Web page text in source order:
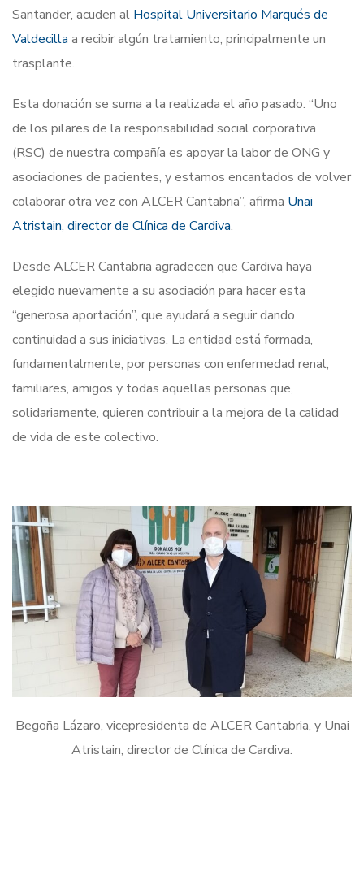
Santander, acuden al Hospital Universitario Marqués de
Valdecilla a recibir algún tratamiento, principalmente un
trasplante.
Esta donación se suma a la realizada el año pasado. “Uno
de los pilares de la responsabilidad social corporativa
(RSC) de nuestra compañía es apoyar la labor de ONG y
asociaciones de pacientes, y estamos encantados de volver
colaborar otra vez con ALCER Cantabria”, afirma Unai
Atristain, director de Clínica de Cardiva.
Desde ALCER Cantabria agradecen que Cardiva haya
elegido nuevamente a su asociación para hacer esta
“generosa aportación”, que ayudará a seguir dando
continuidad a sus iniciativas. La entidad está formada,
fundamentalmente, por personas con enfermedad renal,
familiares, amigos y todas aquellas personas que,
solidariamente, quieren contribuir a la mejora de la calidad
de vida de este colectivo.
Begoña Lázaro, vicepresidenta de ALCER Cantabria, y Unai
Atristain, director de Clínica de Cardiva.